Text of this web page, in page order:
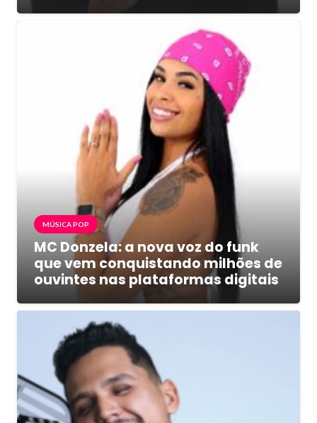
MÚSICA POP
MC Donzela: a nova voz do funk
que vem conquistando milhões de
ouvintes nas plataformas digitais